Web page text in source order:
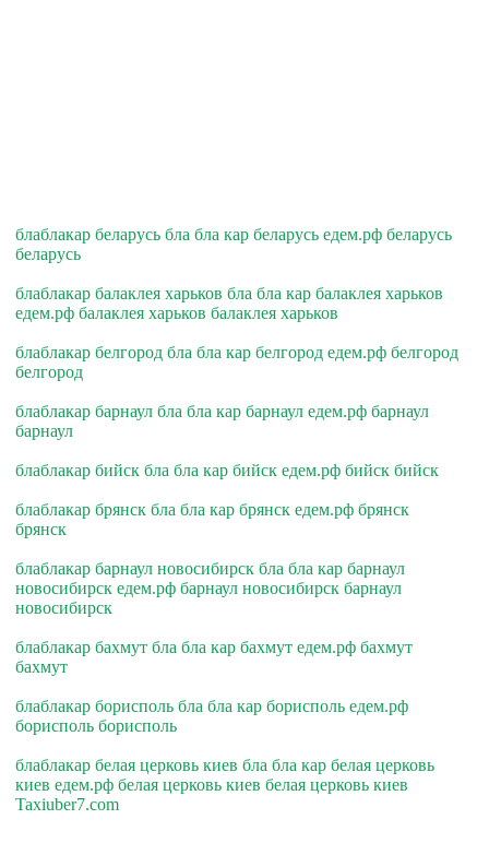
блаблакар беларусь бла бла кар беларусь едем.рф беларусь
беларусь
блаблакар балаклея харьков бла бла кар балаклея харьков
едем.рф балаклея харьков балаклея харьков
блаблакар белгород бла бла кар белгород едем.рф белгород
белгород
блаблакар барнаул бла бла кар барнаул едем.рф барнаул
барнаул
блаблакар бийск бла бла кар бийск едем.рф бийск бийск
блаблакар брянск бла бла кар брянск едем.рф брянск
брянск
блаблакар барнаул новосибирск бла бла кар барнаул
новосибирск едем.рф барнаул новосибирск барнаул
новосибирск
блаблакар бахмут бла бла кар бахмут едем.рф бахмут
бахмут
блаблакар борисполь бла бла кар борисполь едем.рф
борисполь борисполь
блаблакар белая церковь киев бла бла кар белая церковь
киев едем.рф белая церковь киев белая церковь киев
Taxiuber7.com